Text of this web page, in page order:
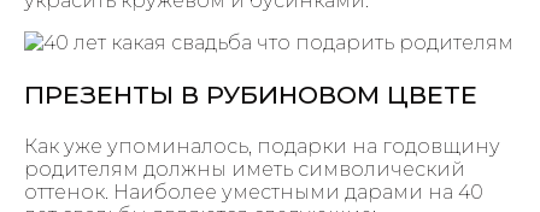
ПРЕЗЕНТЫ В РУБИНОВОМ ЦВЕТЕ
Как уже упоминалось, подарки на годовщину
родителям должны иметь символический
оттенок. Наиболее уместными дарами на 40